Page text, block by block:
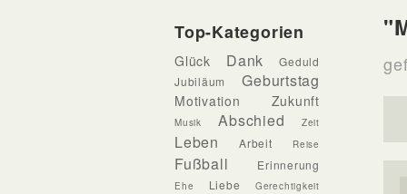
Top-Kategorien
Glück Dank
Geduld
Jubiläum
Geburtstag
Motivation Zukunft
Musik Abschied Zeit
Leben Arbeit Reise
Fußball Erinnerung
Ehe Liebe Gerechtigkeit